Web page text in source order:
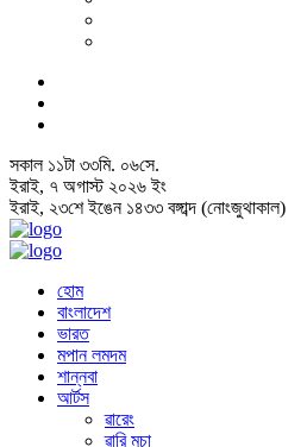
সকাল ১১টা ৩৩মি. ০৭সে.
ইরাই, ৭ অগাস্ট ২০২৬ ইং
ইরাই, ২৩শে ইঙেন ১৪৩৩ বঙ্গাব্দ (নোংজুথাকাল)
হোম
বাংলাদেশ
ভারত
মপান লমদম
শান্নবা
আর্টস
ৱারেং
ৱারি মচা